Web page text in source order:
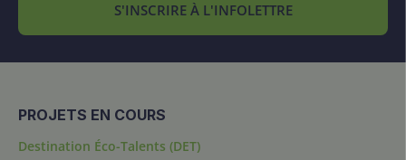
S'INSCRIRE À L'INFOLETTRE
PROJETS EN COURS
Destination Éco-Talents (DET)